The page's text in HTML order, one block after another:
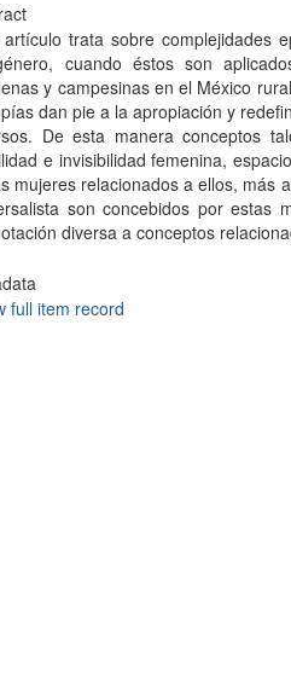
artículo trata sobre complejidades
cuando éstos son
y campesinas en el México
dan pie a la apropiación y
De esta manera conceptos
e invisibilidad femenina,
mujeres relacionados a ellos, más
son concebidos por estas
diversa a conceptos
full item record